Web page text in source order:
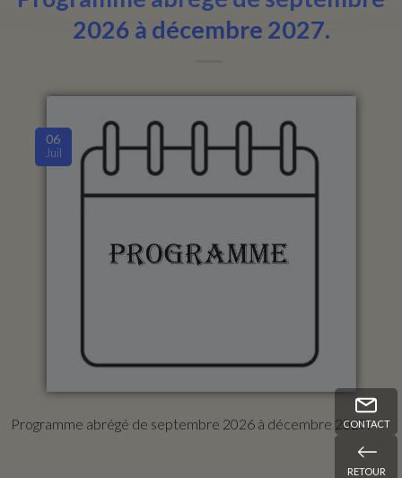
CONTACT
RETOUR
2026 à décembre 2027.
06
Juil
Programme abrégé de septembre 2026 à décembre 2027.